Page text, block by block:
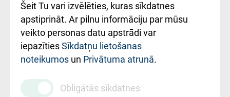
Rekvizīti un
ārstniecības
iestādes kods
010000234
Maksas
Šeit Tu vari izvēlēties, kuras sīkdatnes
apstiprināt. Ar pilnu informāciju par mūsu
veikto personas datu apstrādi var
iepazītiesSīkdatņu lietošanas
noteikumos un Privātuma atrunā.
Obligātās sīkdatnes